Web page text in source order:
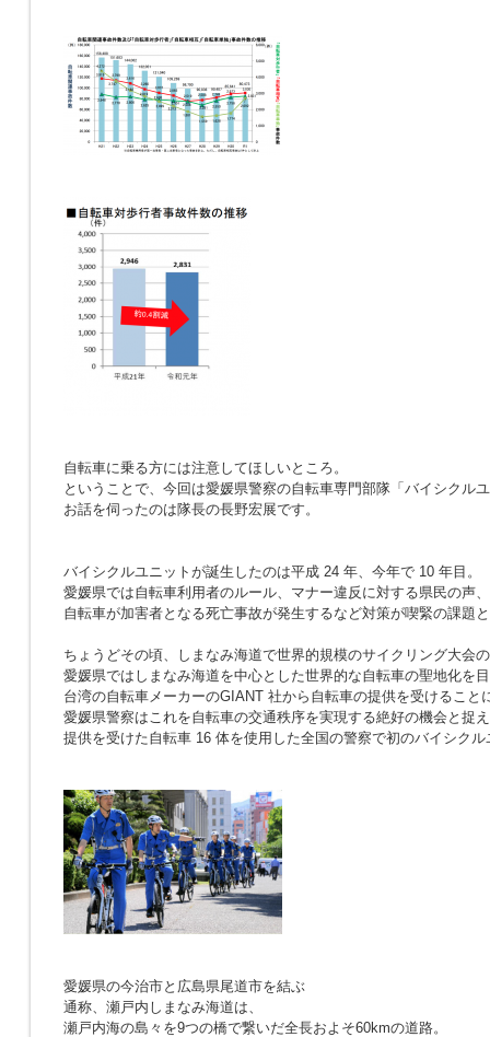
自転車に乗る方には注意してほしいところ。
ということで、今回は愛媛県警察の自転車専門部隊「バイシクル
お話を伺ったのは隊長の長野宏展です。
バイシクルユニットが誕生したのは平成 24 年、今年で 10 年目。
愛媛県では自転車利用者のルール、マナー違反に対する県民の声、
自転車が加害者となる死亡事故が発生するなど対策が喫緊の課題
ちょうどその頃、しまなみ海道で世界的規模のサイクリング大会
愛媛県ではしまなみ海道を中心とした世界的な自転車の聖地化を
台湾の自転車メーカーのGIANT 社から自転車の提供を受けること
愛媛県警察はこれを自転車の交通秩序を実現する絶好の機会と捉
提供を受けた自転車 16 体を使用した全国の警察で初のバイシク
愛媛県の今治市と広島県尾道市を結ぶ
通称、瀬戸内しまなみ海道は、
瀬戸内海の島々を9つの橋で繋いだ全長およそ60kmの道路。